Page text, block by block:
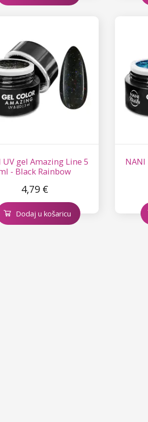
UV gel Amazing Line 5
- Black Rainbow
4,79 €
Dodaj u košaricu
NANI